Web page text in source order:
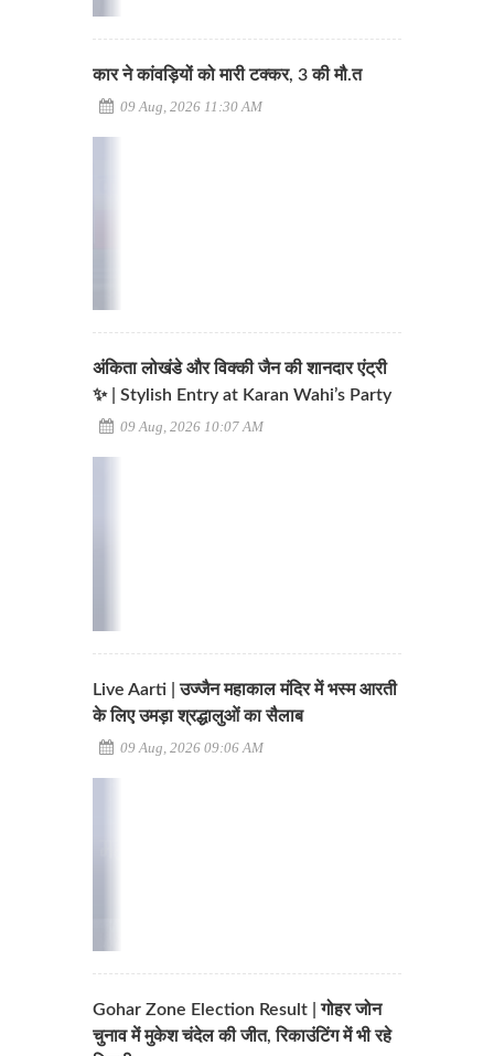
कार ने कांवड़ियों को मारी टक्कर, 3 की मौ.त
09 Aug, 2026 11:30 AM
अंकिता लोखंडे और विक्की जैन की शानदार एंट्री
✨ | Stylish Entry at Karan Wahi’s Party
09 Aug, 2026 10:07 AM
Live Aarti | उज्जैन महाकाल मंदिर में भस्म आरती
के लिए उमड़ा श्रद्धालुओं का सैलाब
09 Aug, 2026 09:06 AM
Gohar Zone Election Result | गोहर जोन
चुनाव में मुकेश चंदेल की जीत, रिकाउंटिंग में भी रहे